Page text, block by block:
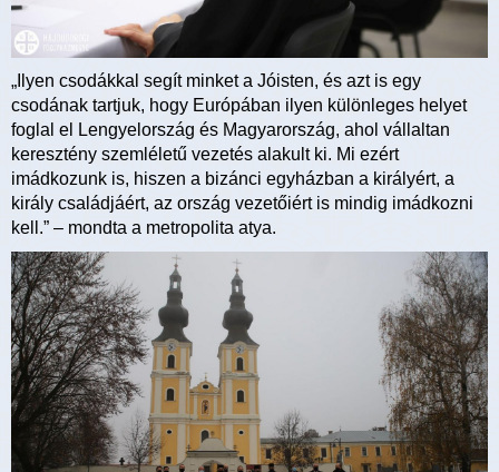
„Ilyen csodákkal segít minket a Jóisten, és azt is egy
csodának tartjuk, hogy Európában ilyen különleges helyet
foglal el Lengyelország és Magyarország, ahol vállaltan
keresztény szemléletű vezetés alakult ki. Mi ezért
imádkozunk is, hiszen a bizánci egyházban a királyért, a
király családjáért, az ország vezetőiért is mindig imádkozni
kell.” – mondta a metropolita atya.